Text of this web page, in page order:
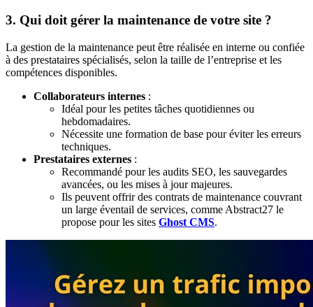
3. Qui doit gérer la maintenance de votre site ?
La gestion de la maintenance peut être réalisée en interne ou confiée
à des prestataires spécialisés, selon la taille de l’entreprise et les
compétences disponibles.
Collaborateurs internes :
Idéal pour les petites tâches quotidiennes ou
hebdomadaires.
Nécessite une formation de base pour éviter les erreurs
techniques.
Prestataires externes :
Recommandé pour les audits SEO, les sauvegardes
avancées, ou les mises à jour majeures.
Ils peuvent offrir des contrats de maintenance couvrant
un large éventail de services, comme Abstract27 le
propose pour les sites Ghost CMS.